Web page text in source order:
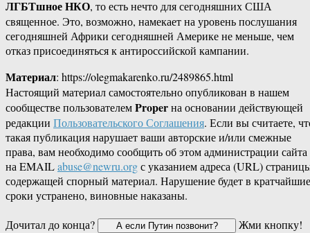
ЛГБТшное НКО, то есть нечто для сегодняшних США
священное. Это, возможно, намекает на уровень послушания
сегодняшней Африки сегодняшней Америке не меньше, чем
отказ присоединяться к антироссийской кампании.
Материал: https://olegmakarenko.ru/2489865.html
Настоящий материал самостоятельно опубликован в нашем
сообществе пользователемProperна основании действующей
редакции Пользовательского Соглашения. Если вы считаете,
такая публикация нарушает ваши авторские и/или смежные
права, вам необходимо сообщить об этом администрации сайта
на EMAILabuse@newru.orgс указанием адреса (URL)
содержащей спорный материал. Нарушение будет в кратчайшие
сроки устранено, виновные наказаны.
Дочитал до конца?
Жми кнопку!